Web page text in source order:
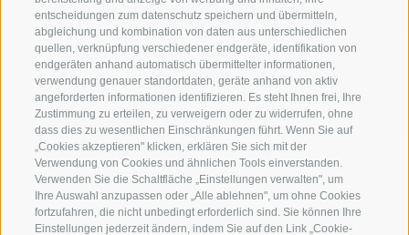
entscheidungen zum datenschutz speichern und übermitteln,
abgleichung und kombination von daten aus unterschiedlichen
quellen, verknüpfung verschiedener endgeräte, identifikation von
endgeräten anhand automatisch übermittelter informationen,
verwendung genauer standortdaten, geräte anhand von aktiv
angeforderten informationen identifizieren. Es steht Ihnen frei, Ihre
Zustimmung zu erteilen, zu verweigern oder zu widerrufen, ohne
dass dies zu wesentlichen Einschränkungen führt. Wenn Sie auf
„Cookies akzeptieren" klicken, erklären Sie sich mit der
Verwendung von Cookies und ähnlichen Tools einverstanden.
Verwenden Sie die Schaltfläche „Einstellungen verwalten", um
Ihre Auswahl anzupassen oder „Alle ablehnen", um ohne Cookies
fortzufahren, die nicht unbedingt erforderlich sind. Sie können Ihre
Einstellungen jederzeit ändern, indem Sie auf den Link „Cookie-
RIDNAUNTAL
BERGBAHNEN
SKISCHULE RATSCHINGS
LUISL'S SKISCHULE IN RATSCHINGS
HOCHALPINE
BIKEN
LANGLAUFEN